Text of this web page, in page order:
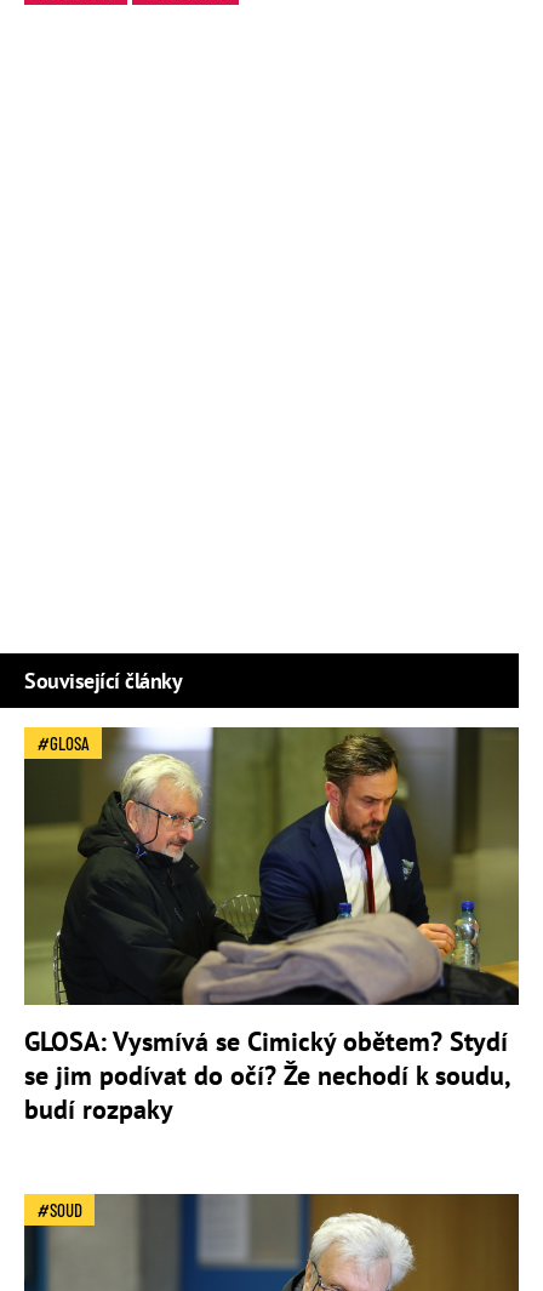
Související články
GLOSA
GLOSA: Vysmívá se Cimický obětem? Stydí
se jim podívat do očí? Že nechodí k soudu,
budí rozpaky
SOUD